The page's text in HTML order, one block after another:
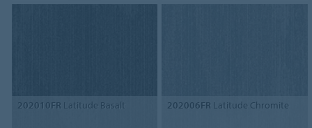
202010FR Latitude Basalt 202006FR Latitude Chromite